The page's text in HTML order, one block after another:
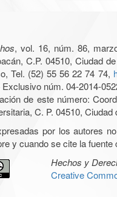
, vol. 16, núm. 86,
C.P. 04510, Ciudad
Tel. (52) 55 56 22 74 74,
núm. 04-2014-
de este número:
C. P. 04510,
por los autores
y cuando se cite la
Hechos y
Creative